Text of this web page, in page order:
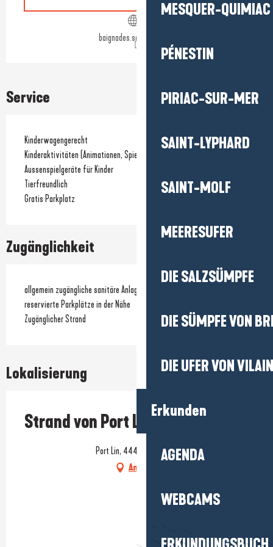
MESQUER-QUIMIAC
PÉNESTIN
PIRIAC-SUR-MER
SAINT-LYPHARD
SAINT-MOLF
MEERESUFER
DIE SALZSÜMPFE
DIE SÜMPFE VON
DIE UFER VON
Erkunden
AGENDA
WEBCAMS
baignades.sante.gouv.fr
Service
Kinderwagengerecht
Kinderaktivitäten (Animationen, Spiele...)
Aussenspielgeräte für Kinder
Tierfreundlich
Gratis Parkplatz
Zugänglichkeit
allgemein zugängliche sanitäre Anlagen
reservierte Parkplätze in der Nähe
Zugänglicher Strand
Lokalisierung
Strand von Port Lin
Port Lin, 44490 Le Croisic
Anfahrt